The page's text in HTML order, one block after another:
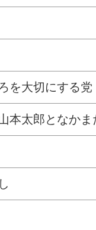
を大切にする党
本太郎となかま